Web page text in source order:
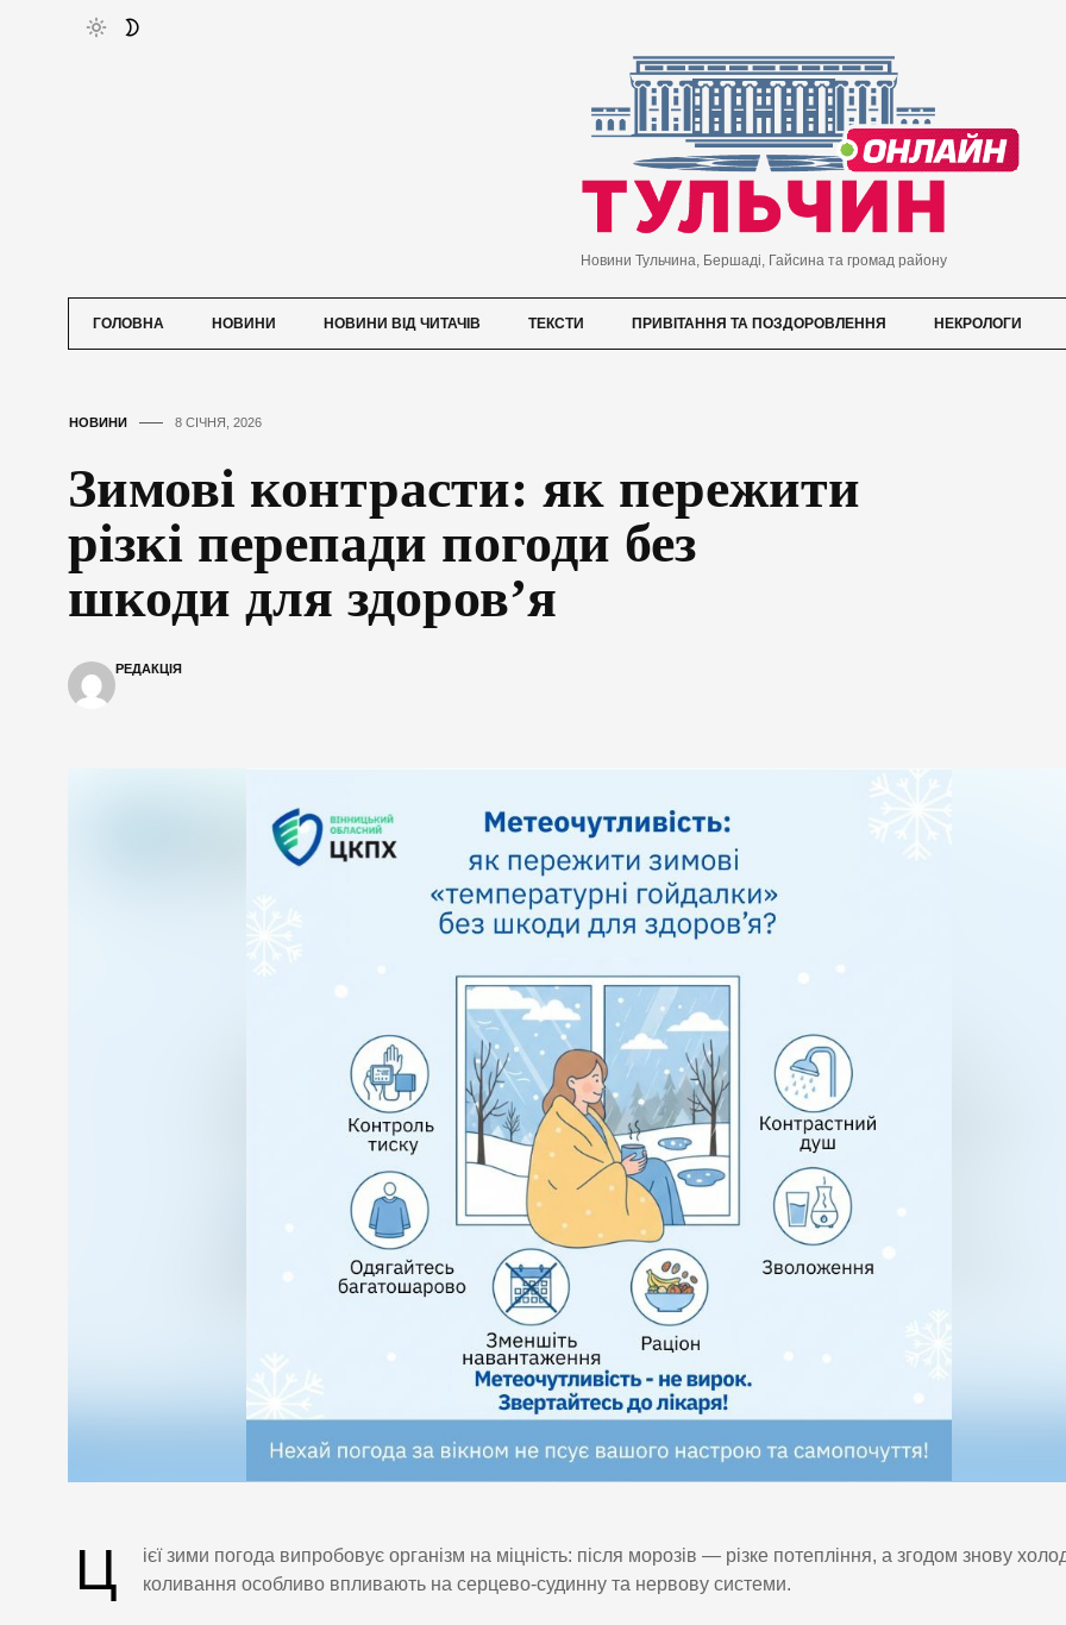
Новини Тульчина, Бершаді, Гайсина та громад району
ГОЛОВНА НОВИНИ НОВИНИ ВІД ЧИТАЧІВ ТЕКСТИ ПРИВІТАННЯ ТА ПОЗДОРОВЛЕННЯ НЕКРОЛОГИ
НОВИНИ 8 СІЧНЯ, 2026
Зимові контрасти: як пережити
різкі перепади погоди без
шкоди для здоров’я
РЕДАКЦІЯ
Ц
ієї зими погода випробовує організм на міцність: після морозів — різке потепління, а згодом знову
коливання особливо впливають на серцево-судинну та нервову системи.